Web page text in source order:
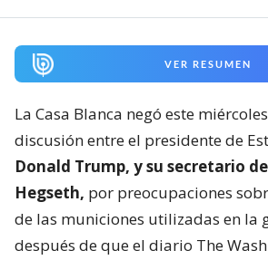
VER RESUMEN
La Casa Blanca negó este
discusión entre el presidente de
Donald Trump, y su secretario
Hegseth, por preocupaciones
de las municiones utilizadas en la
después de que el diario The